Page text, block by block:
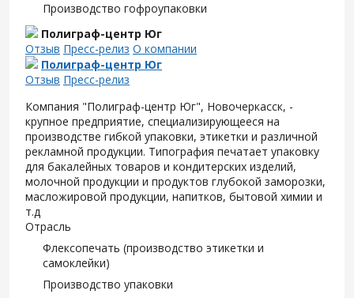
Производство гофроупаковки
Полиграф-центр Юг
Отзыв Пресс-релиз О компании
Полиграф-центр Юг
Отзыв Пресс-релиз
Компания "Полиграф-центр Юг", Новочеркасск, -
крупное предприятие, специализирующееся на
производстве гибкой упаковки, этикетки и различной
рекламной продукции. Типография печатает упаковку
для бакалейных товаров и кондитерских изделий,
молочной продукции и продуктов глубокой заморозки,
масложировой продукции, напитков, бытовой химии и
т.д
Отрасль
Флексопечать (производство этикетки и
самоклейки)
Производство упаковки